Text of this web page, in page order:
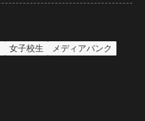
女子校生
メディアバンク